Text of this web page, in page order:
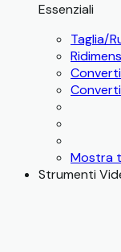
Essenziali
Taglia/
Mostra
Strumenti